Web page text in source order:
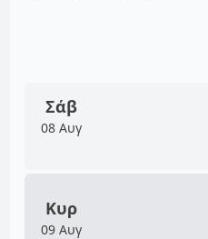
Σάβ
08 Αυγ
Κυρ
09 Αυγ